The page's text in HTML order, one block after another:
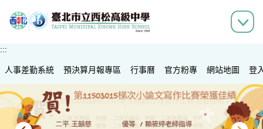
到
容
區
:::
人事差勤系統 預決算月報專區 行事曆 官方粉專 網站地圖 登